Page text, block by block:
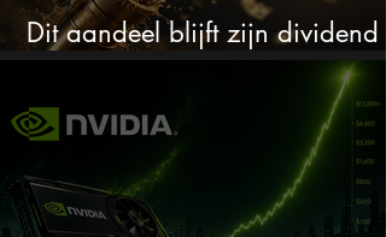
Dit aandeel blijft zijn dividend
verhogen, wat er ook gebeurt